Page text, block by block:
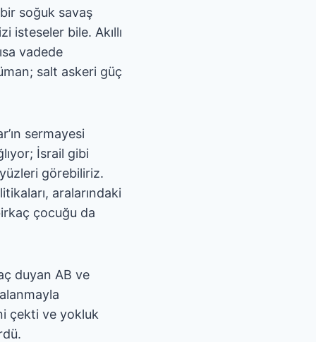
soğuk savaş
isteseler bile. Akıllı
vadede
salt askeri güç
sermayesi
İsrail gibi
görebiliriz.
aralarındaki
çocuğu da
duyan AB ve
çekti ve yokluk